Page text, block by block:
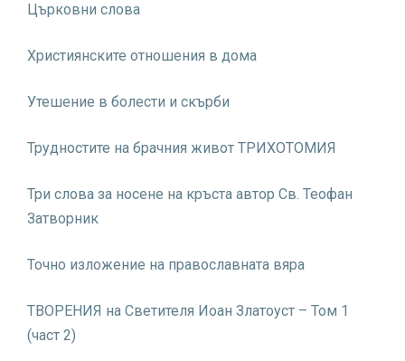
Църковни слова
Християнските отношения в дома
Утешение в болести и скърби
Трудностите на брачния живот ТРИХОТОМИЯ
Три слова за носене на кръста автор Св. Теофан
Затворник
Точно изложение на православната вяра
ТВОРЕНИЯ на Светителя Иоан Златоуст – Том 1
(част 2)